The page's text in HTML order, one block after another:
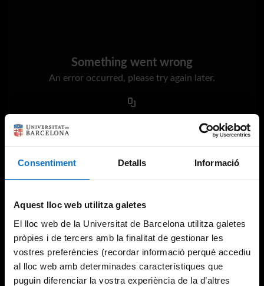
Consentiment Detalls Informació
Aquest lloc web utilitza galetes
El lloc web de la Universitat de Barcelona utilitza galetes
pròpies i de tercers amb la finalitat de gestionar les
vostres preferències (recordar informació perquè accediu
al lloc web amb determinades característiques que
puguin diferenciar la vostra experiència de la d’altres
Something went wrong
An error occurred, please try again later.